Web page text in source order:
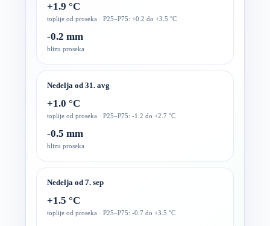
+1.9 °C
toplije od proseka · P25–P75: +0.2 do +3.5 °C
-0.2 mm
blizu proseka
Nedelja od 31. avg
+1.0 °C
toplije od proseka · P25–P75: -1.2 do +2.7 °C
-0.5 mm
blizu proseka
Nedelja od 7. sep
+1.5 °C
toplije od proseka · P25–P75: -0.7 do +3.5 °C